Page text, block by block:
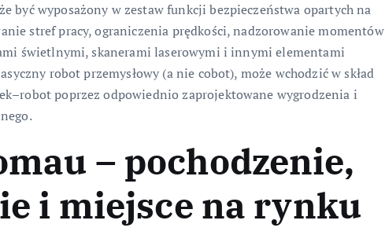
być wyposażony w zestaw funkcji bezpieczeństwa opartych na
stref pracy, ograniczenia prędkości, nadzorowanie momentów
świetlnymi, skanerami laserowymi i innymi elementami
robot przemysłowy (a nie cobot), może wchodzić w skład
poprzez odpowiednio zaprojektowane wygrodzenia i
– pochodzenie,
i miejsce na rynku